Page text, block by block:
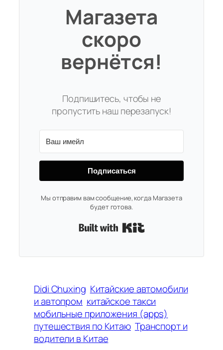
Магазета
скоро
вернётся!
Подпишитесь, чтобы не
пропустить наш перезапуск!
Подписаться
Мы отправим вам сообщение, когда Магазета
будет готова.
Didi Chuxing Китайские автомобили
и автопром китайское такси
мобильные приложения (apps)
путешествия по Китаю Транспорт и
водители в Китае